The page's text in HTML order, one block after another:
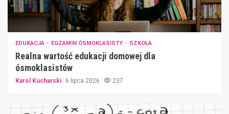
EDUKACJA EGZAMIN ÓSMOKLASISTY SZKOŁA
Realna wartość edukacji domowej dla
ósmoklasistów
Karol Kucharski 6 lipca 2026 237